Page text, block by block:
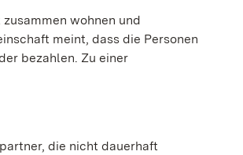
wohnen und
meint, dass die Personen
bezahlen. Zu einer
die nicht dauerhaft